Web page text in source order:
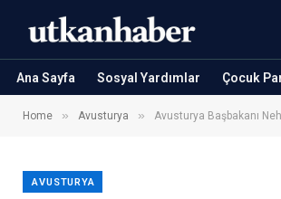
Ana Sayfa Sosyal Yardımlar Çocuk
Home » Avusturya » Avusturya Başbakanı Nehammer istifa eden iki bakanın
AVUSTURYA